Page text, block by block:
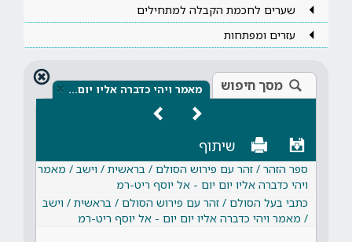
שערים לחכמת הקבלה למתחילים
עזרים ומפתחות
מסך חיפוש מאמר ויהי כדברה אליו יום… ×
שיתוף
ספר הזהר / זהר עם פירוש הסולם / בראשית / וישב / מאמר
ויהי כדברה אליו יום יום - אל יוסף ריט-רמ
כתבי בעל הסולם / זהר עם פירוש הסולם / בראשית / וישב
/ מאמר ויהי כדברה אליו יום יום - אל יוסף ריט-רמ